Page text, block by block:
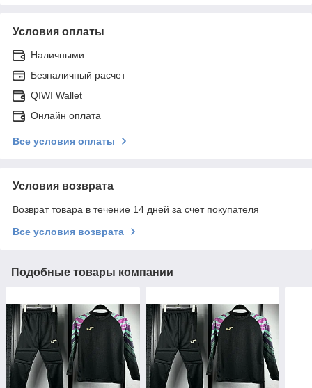
Условия оплаты
Наличными
Безналичный расчет
QIWI Wallet
Онлайн оплата
Все условия оплаты
Условия возврата
Возврат товара в течение 14 дней за счет покупателя
Все условия возврата
Подобные товары компании